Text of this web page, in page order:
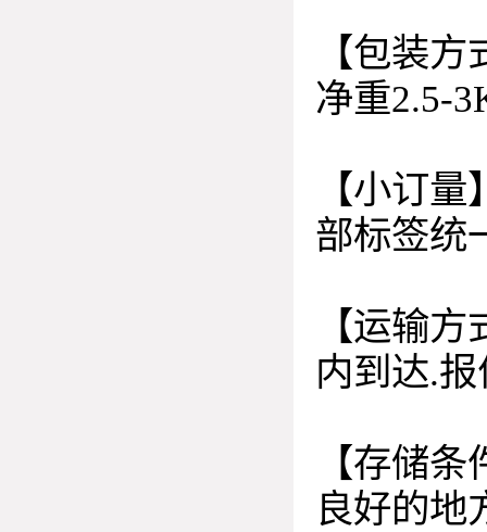
【包装
净重2.5-
【小订
部标签统
【运输
内到达.
【存储
良好的地